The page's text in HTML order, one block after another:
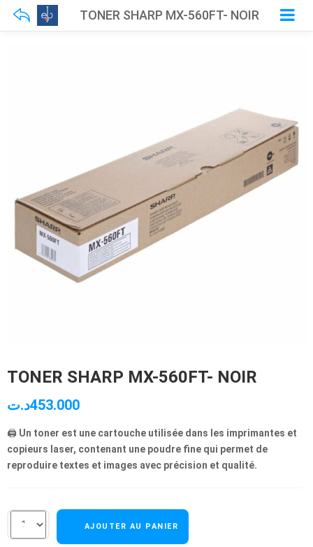
TONER SHARP MX-560FT- NOIR
TONER SHARP MX-560FT- NOIR
453.000د.ت
🖨️ Un toner est une cartouche utilisée dans les imprimantes et
copieurs laser, contenant une poudre fine qui permet de
reproduire textes et images avec précision et qualité.
AJOUTER AU PANIER